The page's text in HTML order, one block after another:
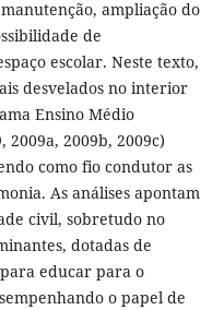
ampliação do
de
escolar. Neste texto,
desvelados no interior
Ensino Médio
2009a, 2009b, 2009c)
como fio condutor as
As análises apontam
civil, sobretudo no
dotadas de
educar para o
o papel de